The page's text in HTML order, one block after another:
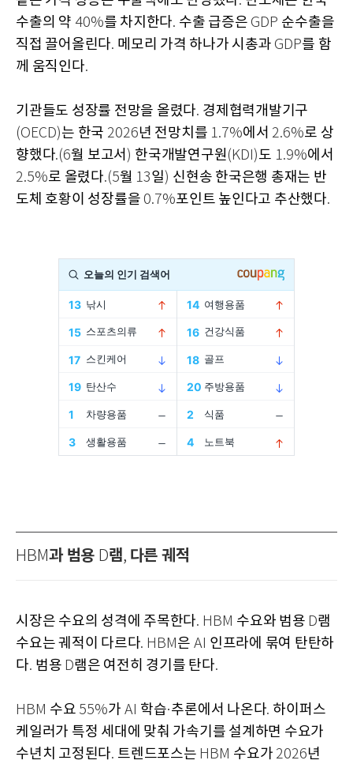
수출의 약 40%를 차지한다. 수출 급증은 GDP 순수출을
직접 끌어올린다. 메모리 가격 하나가 시총과 GDP를 함
께 움직인다.
기관들도 성장률 전망을 올렸다. 경제협력개발기구
(OECD)는 한국 2026년 전망치를 1.7%에서 2.6%로 상
향했다.(6월 보고서 ) 한국개발연구원(KDI)도 1.9%에서
2.5%로 올렸다.(5월 13일) 신현송 한국은행 총재는 반
도체 호황이 성장률을 0.7%포인트 높인다고 추산했다.
HBM과 범용 D램, 다른 궤적
시장은 수요의 성격에 주목한다. HBM 수요와 범용 D램
수요는 궤적이 다르다. HBM은 AI 인프라에 묶여 탄탄하
다. 범용 D램은 여전히 경기를 탄다.
HBM 수요 55%가 AI 학습·추론에서 나온다. 하이퍼스
케일러가 특정 세대에 맞춰 가속기를 설계하면 수요가
수년치 고정된다. 트렌드포스는 HBM 수요가 2026년